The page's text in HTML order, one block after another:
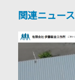
関連ニュース